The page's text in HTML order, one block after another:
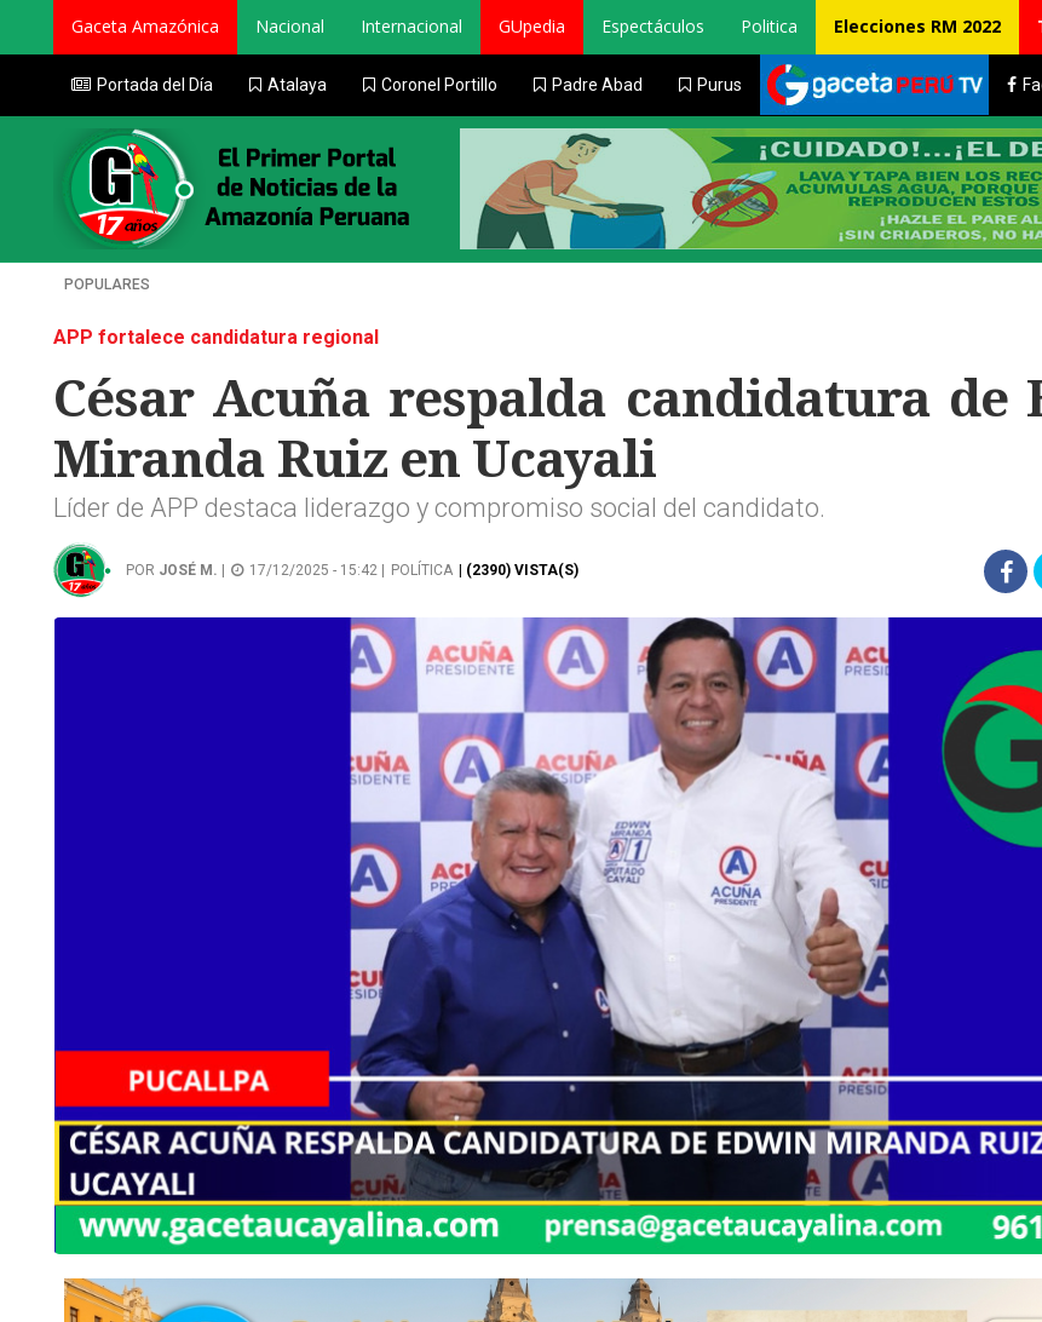
Gaceta Amazónica Nacional Internacional GUpedia Espectáculos Politica Elecciones RM 2022
Portada del Día Atalaya Coronel Portillo Padre Abad Purus
POPULARES
APP fortalece candidatura regional
César Acuña respalda candidatura de
Miranda Ruiz en Ucayali
Líder de APP destaca liderazgo y compromiso social del candidato.
POR JOSÉ M. 17/12/2025 - 15:42 | POLÍTICA | (2390) VISTA(S)